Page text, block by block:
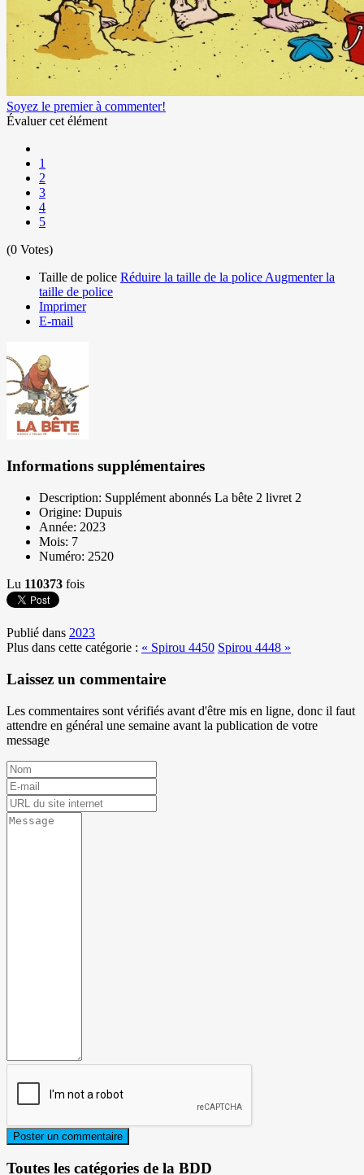
Soyez le premier à commenter!
Évaluer cet élément
1
2
3
4
5
(0 Votes)
Taille de police Réduire la taille de la police Augmenter la
taille de police
Imprimer
E-mail
Informations supplémentaires
Description: Supplément abonnés La bête 2 livret 2
Origine: Dupuis
Année: 2023
Mois: 7
Numéro: 2520
Lu 110373 fois
Publié dans 2023
Plus dans cette catégorie : « Spirou 4450 Spirou 4448 »
Laissez un commentaire
Les commentaires sont vérifiés avant d'être mis en ligne, donc il faut
attendre en général une semaine avant la publication de votre
message
Toutes les catégories de la BDD